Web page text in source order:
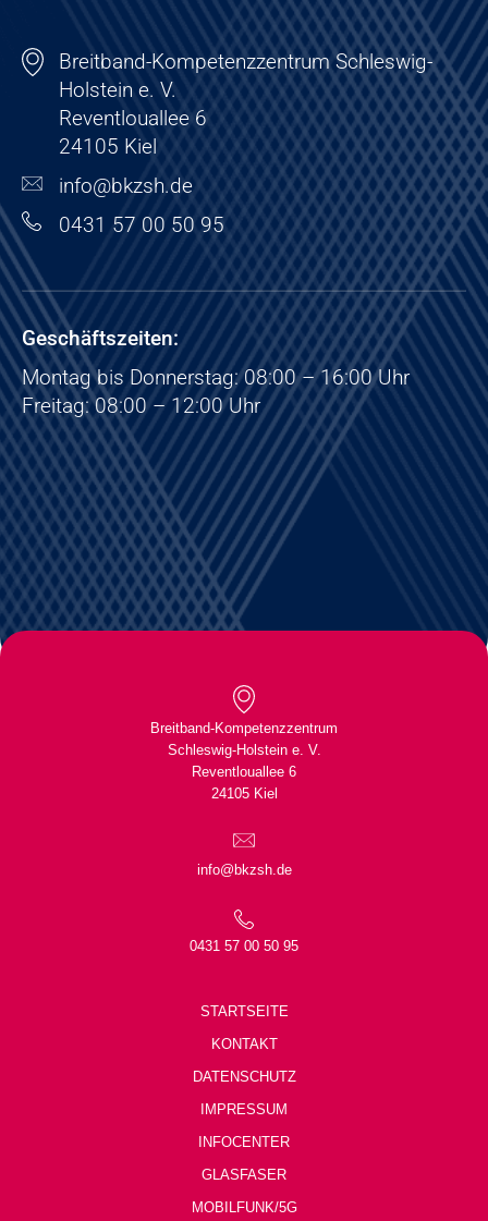
Breitband-Kompetenzzentrum Schleswig-
Holstein e. V.
Reventlouallee 6
24105 Kiel
info@bkzsh.de
0431 57 00 50 95
Geschäftszeiten:
Montag bis Donnerstag: 08:00 – 16:00 Uhr
Freitag: 08:00 – 12:00 Uhr
Breitband-Kompetenzzentrum
Schleswig-Holstein e. V.
Reventlouallee 6
24105 Kiel
info@bkzsh.de
0431 57 00 50 95
STARTSEITE
KONTAKT
DATENSCHUTZ
IMPRESSUM
INFOCENTER
GLASFASER
MOBILFUNK/5G